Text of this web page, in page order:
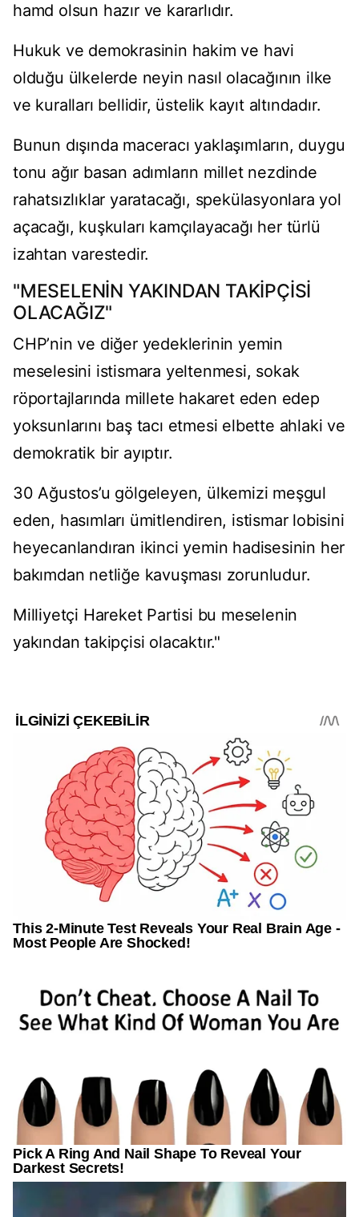
hamd olsun hazır ve kararlıdır.
Hukuk ve demokrasinin hakim ve havi
olduğu ülkelerde neyin nasıl olacağının ilke
ve kuralları bellidir, üstelik kayıt altındadır.
Bunun dışında maceracı yaklaşımların, duygu
tonu ağır basan adımların millet nezdinde
rahatsızlıklar yaratacağı, spekülasyonlara yol
açacağı, kuşkuları kamçılayacağı her türlü
izahtan varestedir.
"MESELENİN YAKINDAN TAKİPÇİSİ
OLACAĞIZ"
CHP’nin ve diğer yedeklerinin yemin
meselesini istismara yeltenmesi, sokak
röportajlarında millete hakaret eden edep
yoksunlarını baş tacı etmesi elbette ahlaki ve
demokratik bir ayıptır.
30 Ağustos’u gölgeleyen, ülkemizi meşgul
eden, hasımları ümitlendiren, istismar lobisini
heyecanlandıran ikinci yemin hadisesinin her
bakımdan netliğe kavuşması zorunludur.
Milliyetçi Hareket Partisi bu meselenin
yakından takipçisi olacaktır."